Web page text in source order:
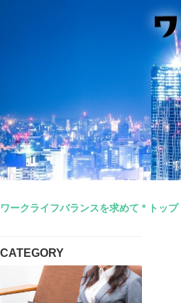
ワークライフバランスを求めて * トップ
CATEGORY